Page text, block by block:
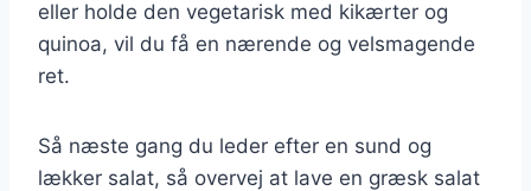
eller holde den vegetarisk med kikærter og
quinoa, vil du få en nærende og velsmagende
ret.
Så næste gang du leder efter en sund og
lækker salat, så overvej at lave en græsk salat